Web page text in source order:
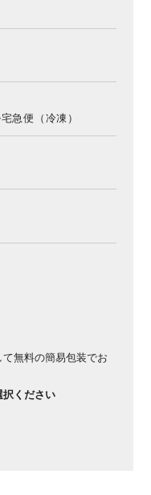
急便（冷凍）
無料の簡易包装でお
ください